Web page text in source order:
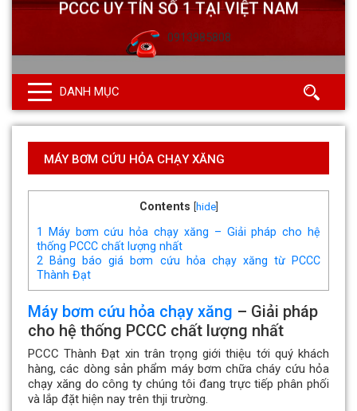
0913985808
DANH MỤC
MÁY BƠM CỨU HỎA CHẠY XĂNG
Contents hide]
1
Máy bơm cứu hỏa chạy xăng – Giải pháp cho hệ
thống PCCC chất lượng nhất
2 Bảng báo giá bơm cứu hỏa chạy xăng từ PCCC
Thành Đạt
Máy bơm cứu hỏa chạy xăng – Giải pháp
cho hệ thống PCCC chất lượng nhất
PCCC Thành Đạt xin trân trọng giới thiệu tới quý khách
hàng, các dòng sản phẩm máy bơm chữa cháy cứu hỏa
chạy xăng do công ty chúng tôi đang trực tiếp phân phối
và lắp đặt hiện nay trên thji trường.